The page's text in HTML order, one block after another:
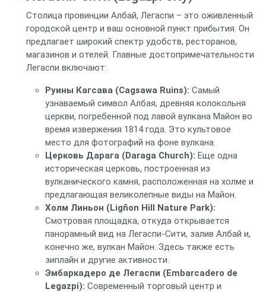
Столица провинции Албай, Легаспи – это оживленный
городской центр и ваш основной пункт прибытия. Он
предлагает широкий спектр удобств, ресторанов,
магазинов и отелей. Главные достопримечательности
Легаспи включают:
Руины Кагсава (Cagsawa Ruins): Самый
узнаваемый символ Албая, древняя колокольня
церкви, погребенной под лавой вулкана Майон во
время извержения 1814 года. Это культовое
место для фотографий на фоне вулкана.
Церковь Дарага (Daraga Church): Еще одна
историческая церковь, построенная из
вулканического камня, расположенная на холме и
предлагающая великолепные виды на Майон.
Холм Линьон (Ligñon Hill Nature Park):
Смотровая площадка, откуда открывается
панорамный вид на Легаспи-Сити, залив Албай и,
конечно же, вулкан Майон. Здесь также есть
зиплайн и другие активности.
Эмбаркадеро де Легаспи (Embarcadero de
Legazpi): Современный торговый центр и